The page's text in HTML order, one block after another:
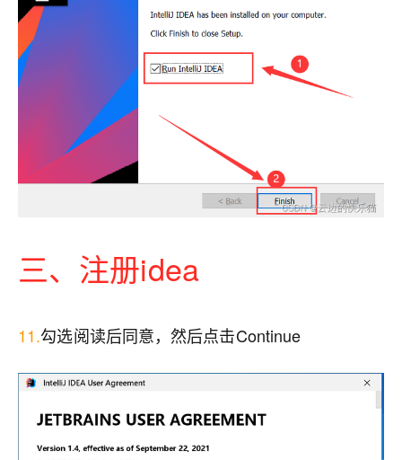
三、注册idea
11.勾选阅读后同意，然后点击Continue